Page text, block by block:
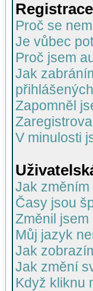
Proč se
Je vůbec
Proč jsem
Jak
Zapomněl
V minulosti
Jak
Časy jsou
Změnil
Můj jazyk
Jak
Jak změní
Když kliknu